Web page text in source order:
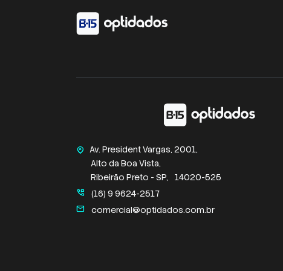
home_pin
Av. President Vargas, 2001,
Alto da Boa Vista,
Ribeirão Preto - SP,
14020-525
perm_phone_msg (16) 9 9624-2517
mail comercial@optidados.com.br